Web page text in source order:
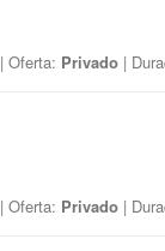
| Oferta: Privado |
| Oferta: Privado |